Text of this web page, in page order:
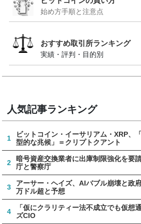
始め方手順と注意点
おすすめ取引所ランキング
実績・評判・目的別
人気記事ランキング
1
ビットコイン・イーサリアム・XRP、
型的な兆候」＝クリプトクアント
2
暗号資産交換業者に出庫制限強化を
庁と警察庁
3
アーサー・ヘイズ、AIバブル崩壊と政
万ドル超と予想
4
「仮にクラリティー法不成立でも仮想
ズCIO